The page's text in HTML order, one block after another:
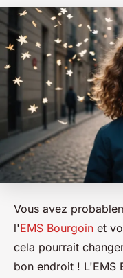
Vous avez
l'EMS Bourgoin et
cela pourrait
bon endroit ! L'EMS